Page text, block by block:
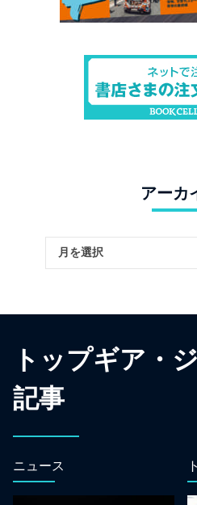
アーカ
トップギア・
記事
ニュース